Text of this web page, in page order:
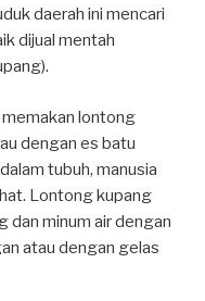
daerah ini mencari
dijual mentah
lontong
dengan es batu
tubuh, manusia
Lontong kupang
dan minum air dengan
atau dengan gelas